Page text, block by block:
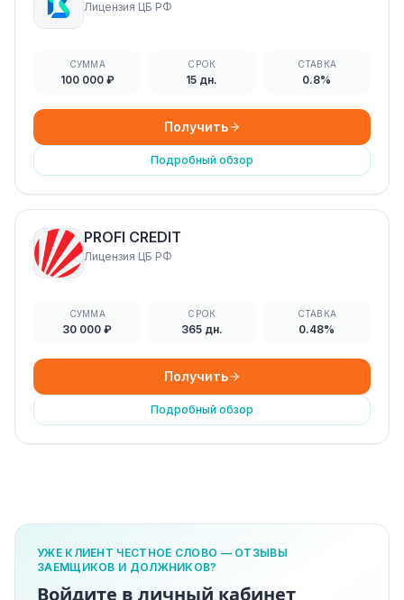
Лицензия ЦБ РФ
СУММА
100 000 ₽
СРОК
15 дн.
СТАВКА
0.8%
Получить
Подробный обзор
PROFI CREDIT
Лицензия ЦБ РФ
СУММА
30 000 ₽
СРОК
365 дн.
СТАВКА
0.48%
Получить
Подробный обзор
УЖЕ КЛИЕНТ ЧЕСТНОЕ СЛОВО — ОТЗЫВЫ
ЗАЕМЩИКОВ И ДОЛЖНИКОВ?
Войдите в личный кабинет